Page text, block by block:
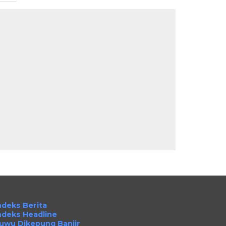
Berita
Headline
Dikepung Banjir